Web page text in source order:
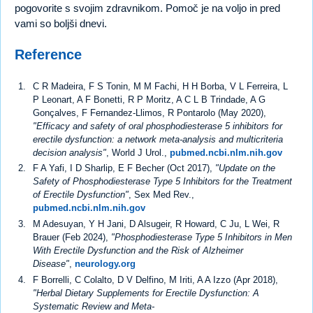
pogovorite s svojim zdravnikom. Pomoč je na voljo in pred
vami so boljši dnevi.
Reference
C R Madeira, F S Tonin, M M Fachi, H H Borba, V L Ferreira, L
P Leonart, A F Bonetti, R P Moritz, A C L B Trindade, A G
Gonçalves, F Fernandez-Llimos, R Pontarolo (May 2020),
"Efficacy and safety of oral phosphodiesterase 5 inhibitors for
erectile dysfunction: a network meta-analysis and multicriteria
decision analysis" , World J Urol., pubmed.ncbi.nlm.nih.gov
F A Yafi, I D Sharlip, E F Becher (Oct 2017), "Update on the
Safety of Phosphodiesterase Type 5 Inhibitors for the Treatment
of Erectile Dysfunction", Sex Med Rev.,
pubmed.ncbi.nlm.nih.gov
M Adesuyan, Y H Jani, D Alsugeir, R Howard, C Ju, L Wei, R
Brauer (Feb 2024), "Phosphodiesterase Type 5 Inhibitors in Men
With Erectile Dysfunction and the Risk of Alzheimer
Disease", neurology.org
F Borrelli, C Colalto, D V Delfino, M Iriti, A A Izzo (Apr 2018),
"Herbal Dietary Supplements for Erectile Dysfunction: A
Systematic Review and Meta-